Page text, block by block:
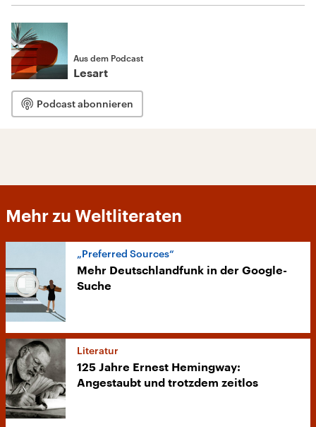
Aus dem Podcast
Lesart
Podcast abonnieren
Mehr zu Weltliteraten
„Preferred Sources“
Mehr Deutschlandfunk in der Google-
Suche
Literatur
125 Jahre Ernest Hemingway:
Angestaubt und trotzdem zeitlos